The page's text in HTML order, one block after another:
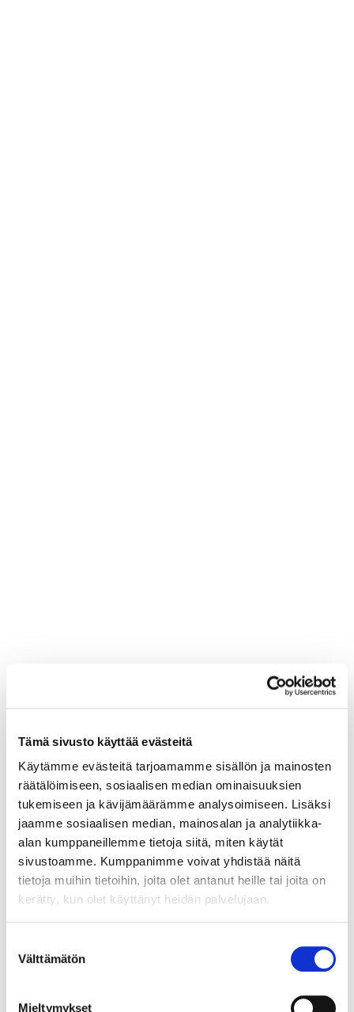
Tämä sivusto käyttää evästeitä
Käytämme evästeitä tarjoamamme sisällön ja mainosten
räätälöimiseen, sosiaalisen median ominaisuuksien
tukemiseen ja kävijämäärämme analysoimiseen. Lisäksi
jaamme sosiaalisen median, mainosalan ja analytiikka-
alan kumppaneillemme tietoja siitä, miten käytät
sivustoamme. Kumppanimme voivat yhdistää näitä
tietoja muihin tietoihin, joita olet antanut heille tai joita on
kerätty, kun olet käyttänyt heidän palvelujaan.
valinta
Välttämätön
Mieltymykset